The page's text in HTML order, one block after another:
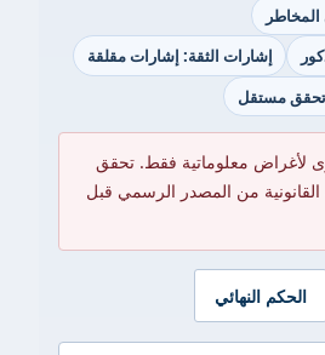
إشارات الثقة: إشارات مقلقة
تحقق مستقل
لأغراض معلوماتية فقط. تحقق
من المصدر الرسمي قبل
الحكم النهائي